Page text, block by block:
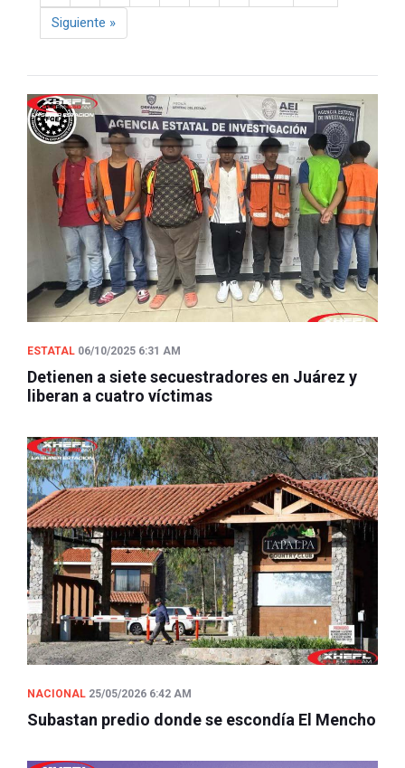
Siguiente »Next
ESTATAL 06/10/2025 6:31 AM
Detienen a siete secuestradores en Juárez y
liberan a cuatro víctimas
NACIONAL 25/05/2026 6:42 AM
Subastan predio donde se escondía El Mencho